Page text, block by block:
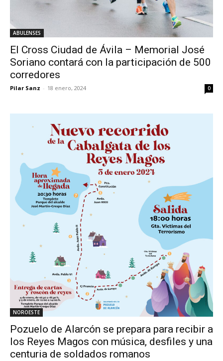
ABULENSES
El Cross Ciudad de Ávila – Memorial José
Soriano contará con la participación de 500
corredores
Pilar Sanz - 18 enero, 2024 0
NOROESTE
Pozuelo de Alarcón se prepara para recibir a
los Reyes Magos con música, desfiles y una
centuria de soldados romanos